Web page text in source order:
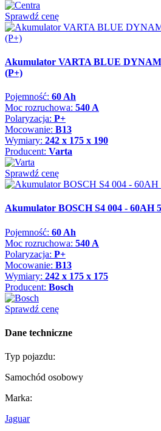
Sprawdź cenę
Akumulator VARTA BLUE
(P+)
Pojemność: 60 Ah
Moc rozruchowa: 540 A
Polaryzacja: P+
Mocowanie: B13
Wymiary: 242 x 175 x 190
Producent: Varta
Sprawdź cenę
Akumulator BOSCH S4 004 - 60AH
Pojemność: 60 Ah
Moc rozruchowa: 540 A
Polaryzacja: P+
Mocowanie: B13
Wymiary: 242 x 175 x 175
Producent: Bosch
Sprawdź cenę
Dane techniczne
Typ pojazdu:
Samochód osobowy
Marka:
Jaguar